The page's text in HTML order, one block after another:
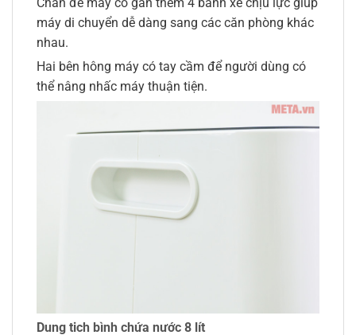
máy di chuyển dễ dàng sang các căn phòng khác
nhau.
Hai bên hông máy có tay cầm để người dùng có
thể nâng nhấc máy thuận tiện.
Dung tich bình chứa nước 8 lít